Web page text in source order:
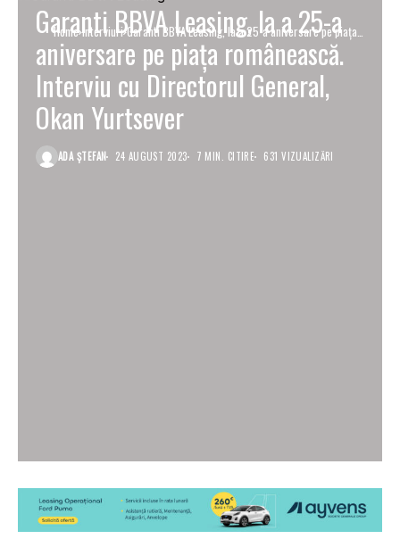
Home Interviuri Garanti BBVA Leasing, la a 25-a aniversare pe piața
românească. Interviu cu Directorul General, Okan
Yurtsever
Garanti BBVA Leasing, la a 25-a
aniversare pe piața românească.
Interviu cu Directorul General,
Okan Yurtsever
ADA ȘTEFAN 24 AUGUST 2023 7 MIN. CITIRE 631 VIZUALIZĂRI